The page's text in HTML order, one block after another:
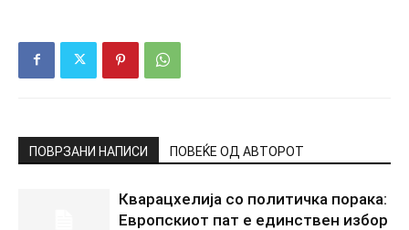
ПОВРЗАНИ НАПИСИ ПОВЕЌЕ ОД АВТОРОТ
Кварацхелија со политичка порака:
Европскиот пат е единствен избор